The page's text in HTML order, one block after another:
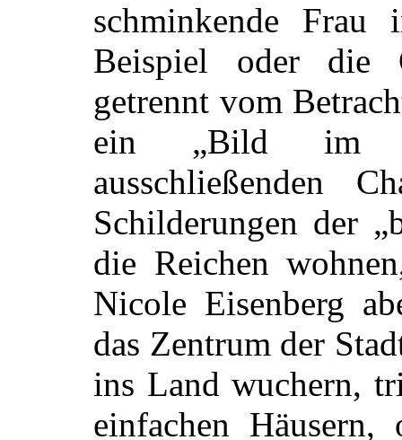
schminkende Frau
Beispiel oder die
getrennt vom
ein „Bild im
ausschließenden
Schilderungen der
die Reichen
Nicole Eisenberg
das Zentrum der
ins Land wuchern,
einfachen